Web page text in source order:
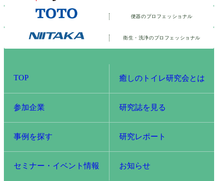
便器のプロフェッショナル
衛生・洗浄のプロフェッショナル
TOP 癒しのトイレ研究会とは
参加企業 研究誌を見る
事例を探す 研究レポート
セミナー・イベント情報 お知らせ